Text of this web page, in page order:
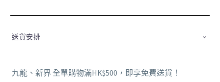
送貨安排
九龍、新界 全單購物滿HK$500，即享免費送貨！